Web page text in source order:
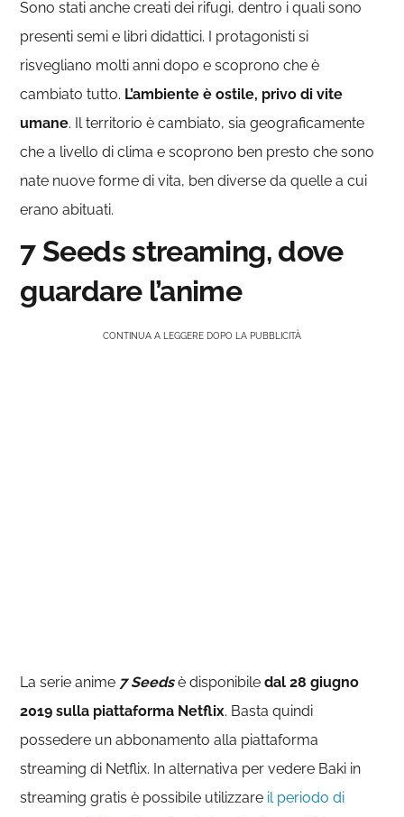
Sono stati anche creati dei rifugi, dentro i quali sono
presenti semi e libri didattici. I protagonisti si
risvegliano molti anni dopo e scoprono che è
cambiato tutto. L’ambiente è ostile, privo di vite
umane. Il territorio è cambiato, sia geograficamente
che a livello di clima e scoprono ben presto che sono
nate nuove forme di vita, ben diverse da quelle a cui
erano abituati.
7 Seeds streaming, dove
guardare l’anime
CONTINUA A LEGGERE DOPO LA PUBBLICITÀ
La serie anime 7 Seeds è disponibiledal 28 giugno
2019 sulla piattaforma Netflix. Basta quindi
possedere un abbonamento alla piattaforma
streaming di Netflix. In alternativa per vedere Baki in
streaming gratis è possibile utilizzare il periodo di